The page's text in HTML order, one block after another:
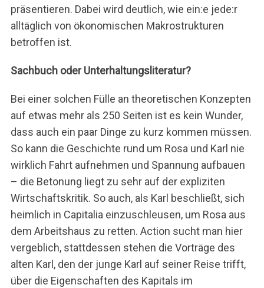
präsentieren. Dabei wird deutlich, wie ein:e jede:r
alltäglich von ökonomischen Makrostrukturen
betroffen ist.
Sachbuch oder Unterhaltungsliteratur?
Bei einer solchen Fülle an theoretischen Konzepten
auf etwas mehr als 250 Seiten ist es kein Wunder,
dass auch ein paar Dinge zu kurz kommen müssen.
So kann die Geschichte rund um Rosa und Karl nie
wirklich Fahrt aufnehmen und Spannung aufbauen
– die Betonung liegt zu sehr auf der expliziten
Wirtschaftskritik. So auch, als Karl beschließt, sich
heimlich in Capitalia einzuschleusen, um Rosa aus
dem Arbeitshaus zu retten. Action sucht man hier
vergeblich, stattdessen stehen die Vorträge des
alten Karl, den der junge Karl auf seiner Reise trifft,
über die Eigenschaften des Kapitals im